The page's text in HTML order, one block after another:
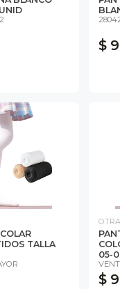
$
TALLA
05-
$